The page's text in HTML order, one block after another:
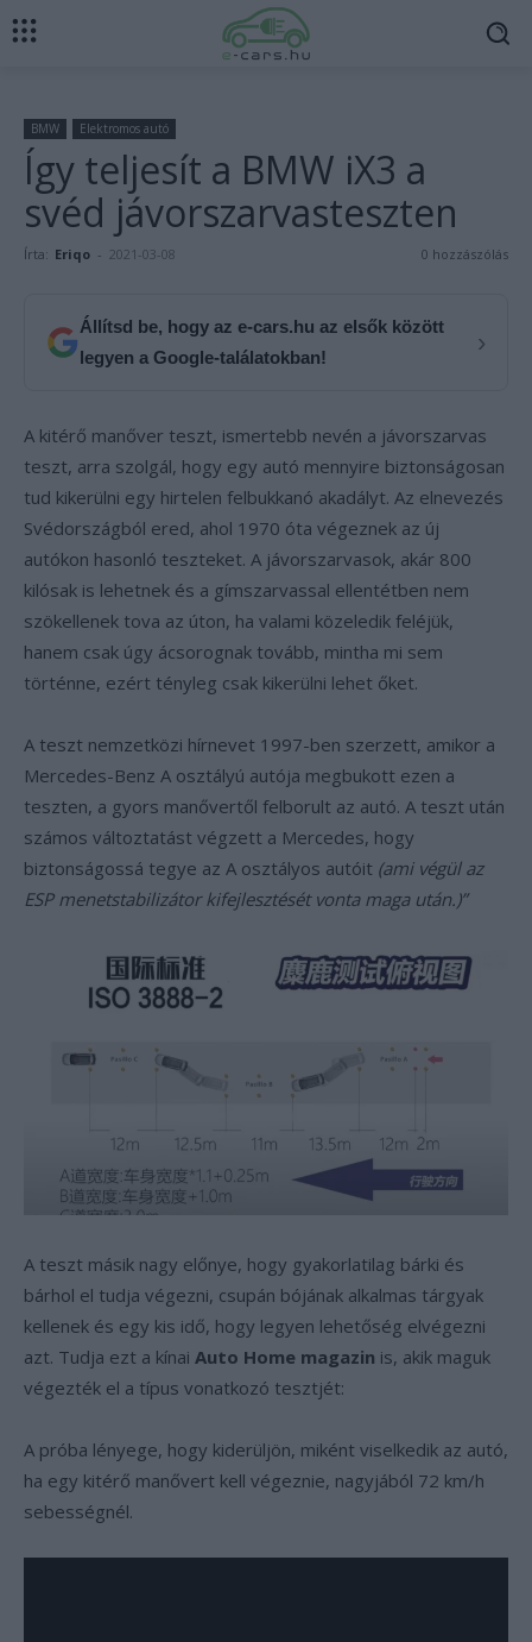
BMW Elektromos autó
Így teljesít a BMW iX3 a
svéd jávorszarvasteszten
Írta: Eriqo - 2021-03-08 0 hozzászólás
Állítsd be, hogy az e-cars.hu az elsők között
legyen a Google-találatokban!
›
A kitérő manőver teszt, ismertebb nevén a jávorszarvas
teszt, arra szolgál, hogy egy autó mennyire biztonságosan
tud kikerülni egy hirtelen felbukkanó akadályt. Az elnevezés
Svédországból ered, ahol 1970 óta végeznek az új
autókon hasonló teszteket. A jávorszarvasok, akár 800
kilósak is lehetnek és a gímszarvassal ellentétben nem
szökellenek tova az úton, ha valami közeledik feléjük,
hanem csak úgy ácsorognak tovább, mintha mi sem
történne, ezért tényleg csak kikerülni lehet őket.
A teszt nemzetközi hírnevet 1997-ben szerzett, amikor a
Mercedes-Benz A osztályú autója megbukott ezen a
teszten, a gyors manővertől felborult az autó. A teszt után
számos változtatást végzett a Mercedes, hogy
biztonságossá tegye az A osztályos autóit (ami végül az
ESP menetstabilizátor kifejlesztését vonta maga után.)”
A teszt másik nagy előnye, hogy gyakorlatilag bárki és
bárhol el tudja végezni, csupán bójának alkalmas tárgyak
kellenek és egy kis idő, hogy legyen lehetőség elvégezni
azt. Tudja ezt a kínai Auto Home magazin is, akik maguk
végezték el a típus vonatkozó tesztjét:
A próba lényege, hogy kiderüljön, miként viselkedik az autó,
ha egy kitérő manővert kell végeznie, nagyjából 72 km/h
sebességnél.